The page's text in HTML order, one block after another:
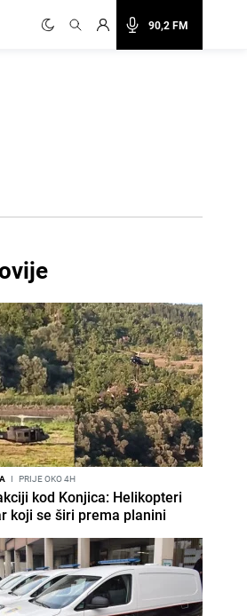
90,2 FM
I PRIJE OKO 4H
kod Konjica: Helikopteri
koji se širi prema planini